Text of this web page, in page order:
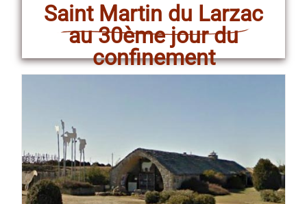
Saint Martin du Larzac
au 30ème jour du
confinement